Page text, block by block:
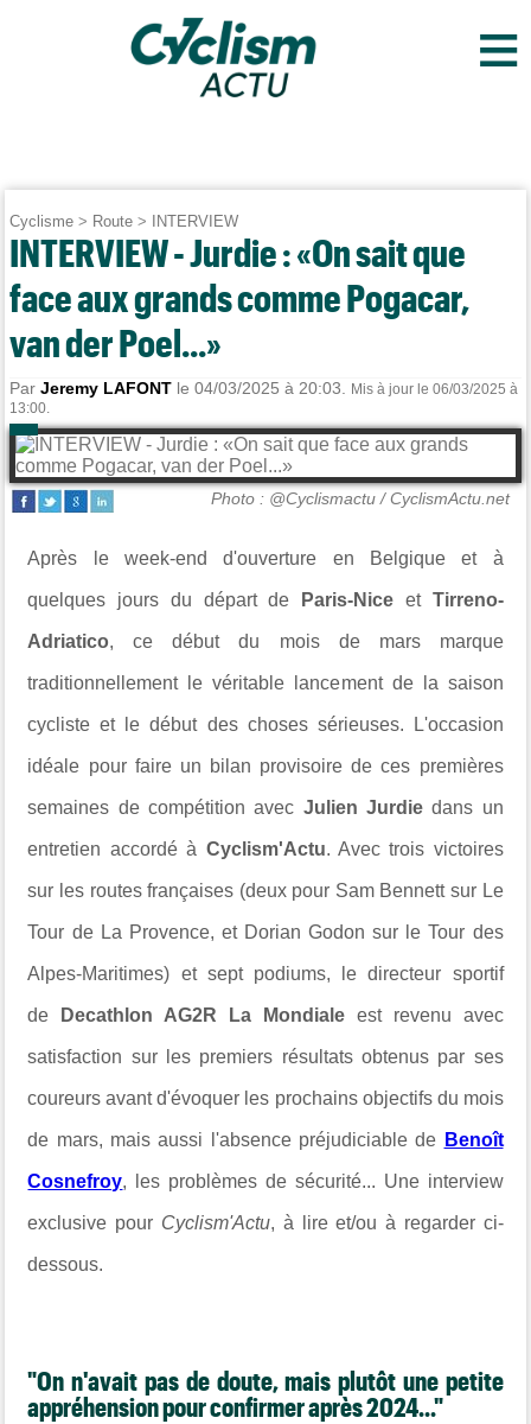
≡
Cyclisme > Route > INTERVIEW
INTERVIEW - Jurdie : «On sait que
face aux grands comme Pogacar,
van der Poel...»
ParJeremy LAFONT le 04/03/2025 à 20:03.
Mis à jour le 06/03/2025 à
13:00.
Photo : @Cyclismactu / CyclismActu.net
Après le week-end d'ouverture en Belgique et à
quelques jours du départ de Paris-Nice et Tirreno-
Adriatico, ce début du mois de mars marque
traditionnellement le véritable lancement de la saison
cycliste et le début des choses sérieuses. L'occasion
idéale pour faire un bilan provisoire de ces premières
semaines de compétition avec Julien Jurdiedans un
entretien accordé à Cyclism'Actu. Avec trois victoires
sur les routes françaises (deux pour Sam Bennett sur Le
Tour de La Provence, et Dorian Godon sur le Tour des
Alpes-Maritimes) et sept podiums, le directeur sportif
de Decathlon AG2R La Mondialeest revenu avec
satisfaction sur les premiers résultats obtenus par ses
coureurs avant d'évoquer les prochains objectifs du mois
de mars, mais aussi l'absence préjudiciable de Benoît
Cosnefroy, les problèmes de sécurité... Une interview
exclusive pour Cyclism'Actu, à lire et/ou à regarder ci-
dessous.
"On n'avait pas de doute, mais plutôt une petite
appréhension pour confirmer après 2024..."